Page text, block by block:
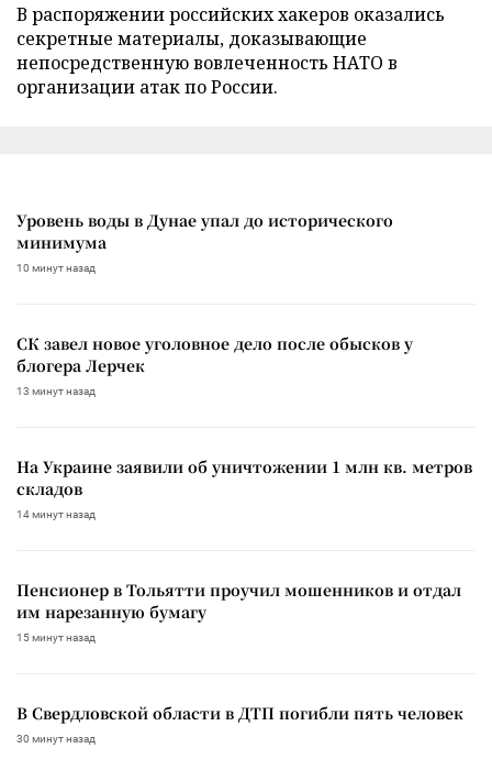
В распоряжении российских хакеров оказались
секретные материалы, доказывающие
непосредственную вовлеченность НАТО в
организации атак по России.
Уровень воды в Дунае упал до исторического
минимума
10 минут назад
СК завел новое уголовное дело после обысков у
блогера Лерчек
13 минут назад
На Украине заявили об уничтожении 1 млн кв. метров
складов
14 минут назад
Пенсионер в Тольятти проучил мошенников и отдал
им нарезанную бумагу
15 минут назад
В Свердловской области в ДТП погибли пять человек
30 минут назад